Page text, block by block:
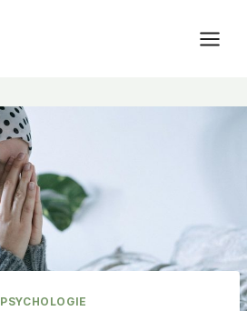
PSYCHOLOGIE